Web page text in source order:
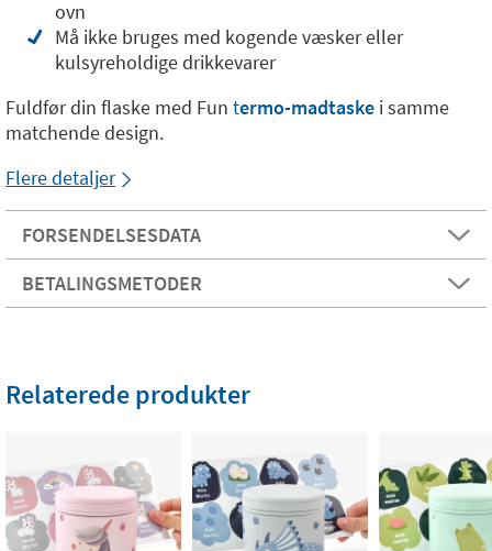
ovn
Må ikke bruges med kogende væsker eller
kulsyreholdige drikkevarer
Fuldfør din flaske med Fun termo-madtaske i samme
matchende design.
Flere detaljer
FORSENDELSESDATA
BETALINGSMETODER
Relaterede produkter